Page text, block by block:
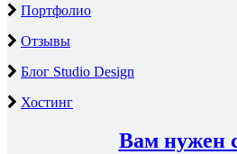
Портфолио
Отзывы
Блог Studio Design
Хостинг
Вам нужен